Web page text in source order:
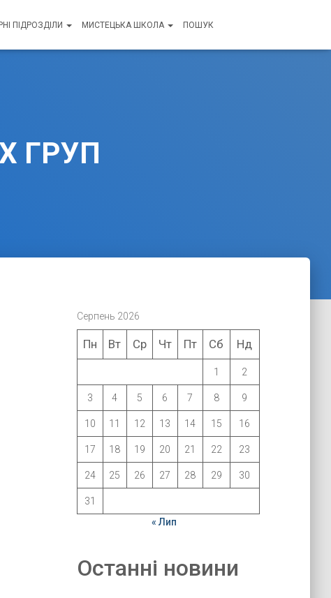
ПІДРОЗДІЛИ МИСТЕЦЬКА ШКОЛА ПОШУК
ГРУП
Серпень 2026
Пн Вт Ср Чт Пт Сб Нд
1 2
3 4 5 6 7 8 9
10 11 12 13 14 15 16
17 18 19 20 21 22 23
24 25 26 27 28 29 30
31
« Лип
Останні новини